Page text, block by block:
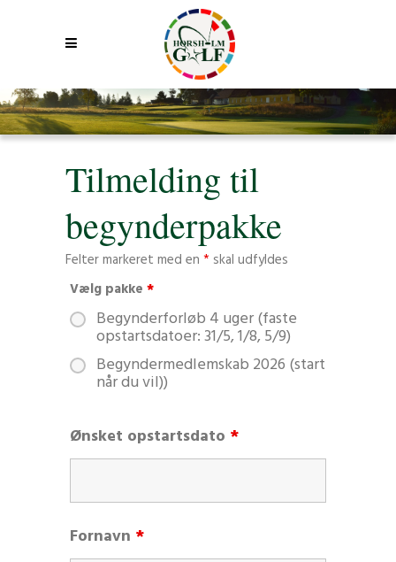
Tilmelding til
begynderpakke
Felter markeret med en * skal udfyldes
Vælg pakke *
Begynderforløb 4 uger (faste
opstartsdatoer: 31/5, 1/8, 5/9)
Begyndermedlemskab 2026 (start
når du vil))
Ønsket opstartsdato *
Fornavn *